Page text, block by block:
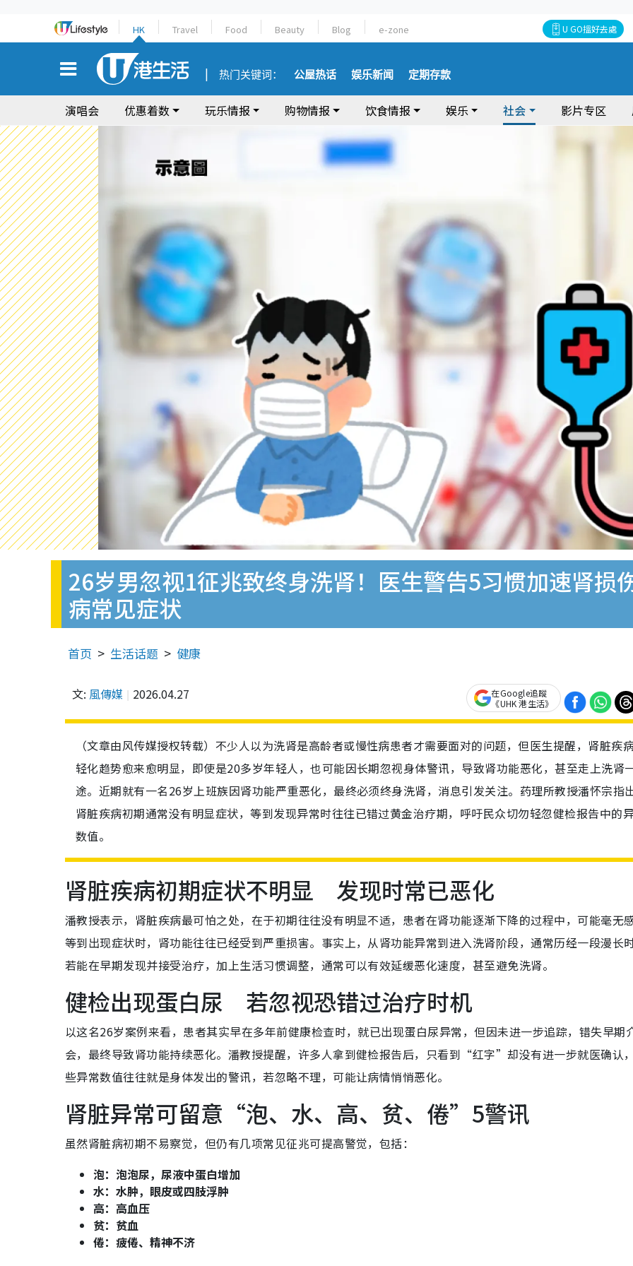
HK Travel Food Beauty Blog e-zone U GO搵好去處
热门关键词： 公屋热话 娱乐新闻 定期存款
演唱会 优惠着数 玩乐情报 购物情报 饮食情报 娱乐 社会 影片专区
26岁男忽视1征兆致终身洗肾！医生警告5习惯加速肾损
病常见症状
首页 生活话题 健康
文: 風傳媒 2026.04.27
在Google追蹤
《UHK 港生活》
（文章由风传媒授权转载）不少人以为洗肾是高龄者或慢性病患者才需要面对的问题，但医生提醒，肾脏疾
轻化趋势愈来愈明显，即使是20多岁年轻人，也可能因长期忽视身体警讯，导致肾功能恶化，甚至走上洗肾
途。近期就有一名26岁上班族因肾功能严重恶化，最终必须终身洗肾，消息引发关注。药理所教授潘怀宗指出
肾脏疾病初期通常没有明显症状，等到发现异常时往往已错过黄金治疗期，呼吁民众切勿轻忽健检报告中的
数值。
肾脏疾病初期症状不明显 发现时常已恶化
潘教授表示，肾脏疾病最可怕之处，在于初期往往没有明显不适，患者在肾功能逐渐下降的过程中，可能毫无感
等到出现症状时，肾功能往往已经受到严重损害。事实上，从肾功能异常到进入洗肾阶段，通常历经一段漫长时
若能在早期发现并接受治疗，加上生活习惯调整，通常可以有效延缓恶化速度，甚至避免洗肾。
健检出现蛋白尿 若忽视恐错过治疗时机
以这名26岁案例来看，患者其实早在多年前健康检查时，就已出现蛋白尿异常，但因未进一步追踪，错失早期
会，最终导致肾功能持续恶化。潘教授提醒，许多人拿到健检报告后，只看到“红字”却没有进一步就医确认
些异常数值往往就是身体发出的警讯，若忽略不理，可能让病情悄悄恶化。
肾脏异常可留意“泡、水、高、贫、倦”5警讯
虽然肾脏病初期不易察觉，但仍有几项常见征兆可提高警觉，包括：
泡：泡泡尿，尿液中蛋白增加
水：水肿，眼皮或四肢浮肿
高：高血压
贫：贫血
倦：疲倦、精神不济